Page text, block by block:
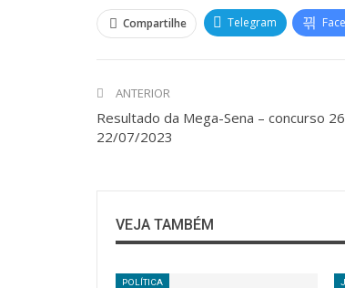
Compartilhe Telegram
ANTERIOR
Resultado da Mega-Sena – concurso
22/07/2023
VEJA TAMBÉM
POLÍTICA